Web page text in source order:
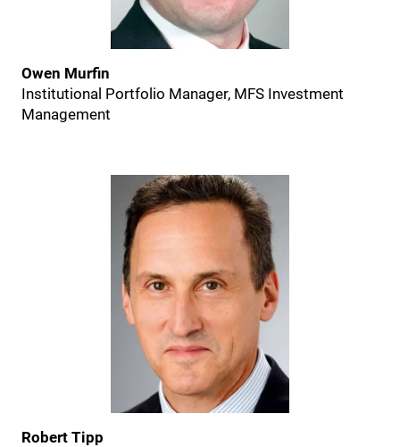
Owen Murfin
Institutional Portfolio Manager, MFS Investment
Management
Robert Tipp